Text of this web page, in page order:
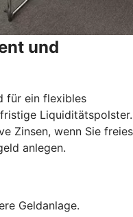
und
für ein flexibles
Liquiditätspolster.
Zinsen, wenn Sie freies
anlegen.
Geldanlage.